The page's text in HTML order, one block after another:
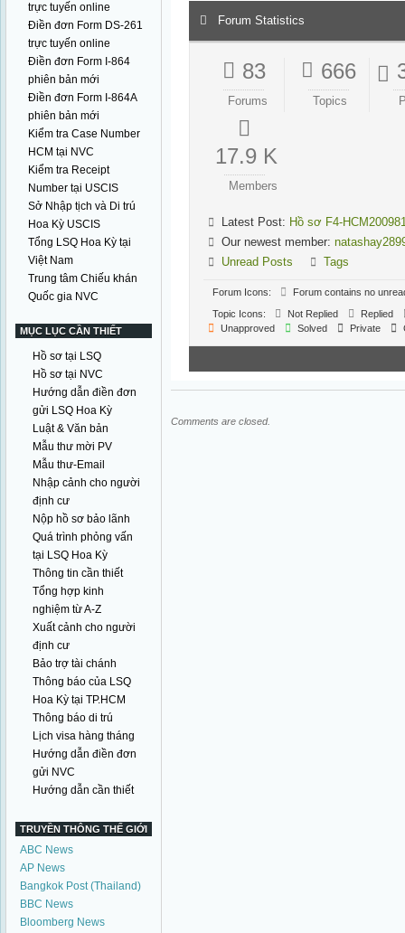
trực tuyến online
Điền đơn Form DS-261
trực tuyến online
Điền đơn Form I-864
phiên bản mới
Điền đơn Form I-864A
phiên bản mới
Kiểm tra Case Number
HCM tại NVC
Kiểm tra Receipt
Number tại USCIS
Sở Nhập tịch và Di trú
Hoa Kỳ USCIS
Tổng LSQ Hoa Kỳ tại
Việt Nam
Trung tâm Chiếu khán
Quốc gia NVC
MỤC LỤC CẦN THIẾT
Hồ sơ tại LSQ
Hồ sơ tại NVC
Hướng dẫn điền đơn
gửi LSQ Hoa Kỳ
Luật & Văn bản
Mẫu thư mời PV
Mẫu thư-Email
Nhập cảnh cho người
định cư
Nộp hồ sơ bảo lãnh
Quá trình phỏng vấn
tại LSQ Hoa Kỳ
Thông tin cần thiết
Tổng hợp kinh
nghiệm từ A-Z
Xuất cảnh cho người
định cư
Bảo trợ tài chánh
Thông báo của LSQ
Hoa Kỳ tại TP.HCM
Thông báo di trú
Lịch visa hàng tháng
Hướng dẫn điền đơn
gửi NVC
Hướng dẫn cần thiết
TRUYỀN THÔNG THẾ GIỚI
ABC News
AP News
Bangkok Post (Thailand)
BBC News
Bloomberg News
Forum Statistics
83
Forums
666
Topics
17.9 K
Members
Latest Post: Hồ sơ F4-
Our newest member:
Unread Posts
Tags
Forum Icons:
Forum contains no
Topic Icons:
Not Replied
Replied
Unapproved
Solved Private
Comments are closed.